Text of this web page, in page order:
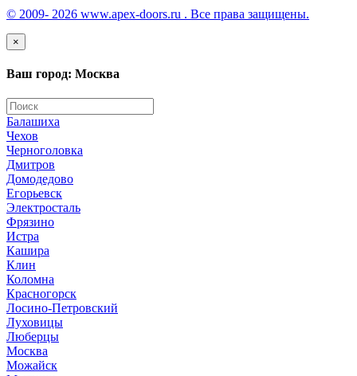
© 2009- 2026 www.apex-doors.ru . Все права защищены.
×
Ваш город: Москва
Балашиха
Чехов
Черноголовка
Дмитров
Домодедово
Егорьевск
Электросталь
Фрязино
Истра
Кашира
Клин
Коломна
Красногорск
Лосино-Петровский
Луховицы
Люберцы
Москва
Можайск